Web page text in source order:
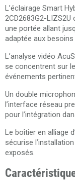
L’éclairage Smart
2CD2683G2-LIZS2U
une portée allant
adaptée aux
L’analyse vidéo
se concentrent sur
événements
Un double
l’interface réseau
pour l’intégration
Le boîtier en alliage
sécurise
exposés.